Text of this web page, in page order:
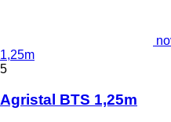
1,25m
5
Agristal BTS 1,25m